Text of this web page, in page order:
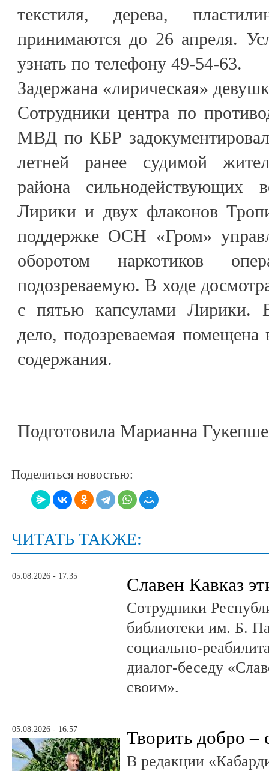
текстиля, дерева,
принимаются до 26 апреля.
узнать по телефону 49-54-63.
Задержана «лирическая»
Сотрудники центра по
МВД по КБР
летней ранее судимой
района
Лирики и двух флаконов
поддержке ОСН «Гром»
оборотом наркотиков
подозреваемую. В ходе
с пятью капсулами Лирики.
дело, подозреваемая помещена
содержания.
Подготовила Марианна
Поделиться новостью:
ЧИТАТЬ ТАКЖЕ:
05.08.2026 - 17:35 Славен Кавказ
Сотрудники
библиотеки им. Б.
социально-
диалог-беседу
своим».
05.08.2026 - 16:57 Творить добро –
В редакции